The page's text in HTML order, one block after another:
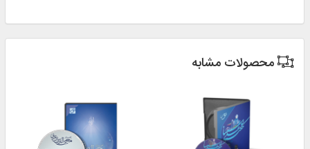
محصولات مشابه